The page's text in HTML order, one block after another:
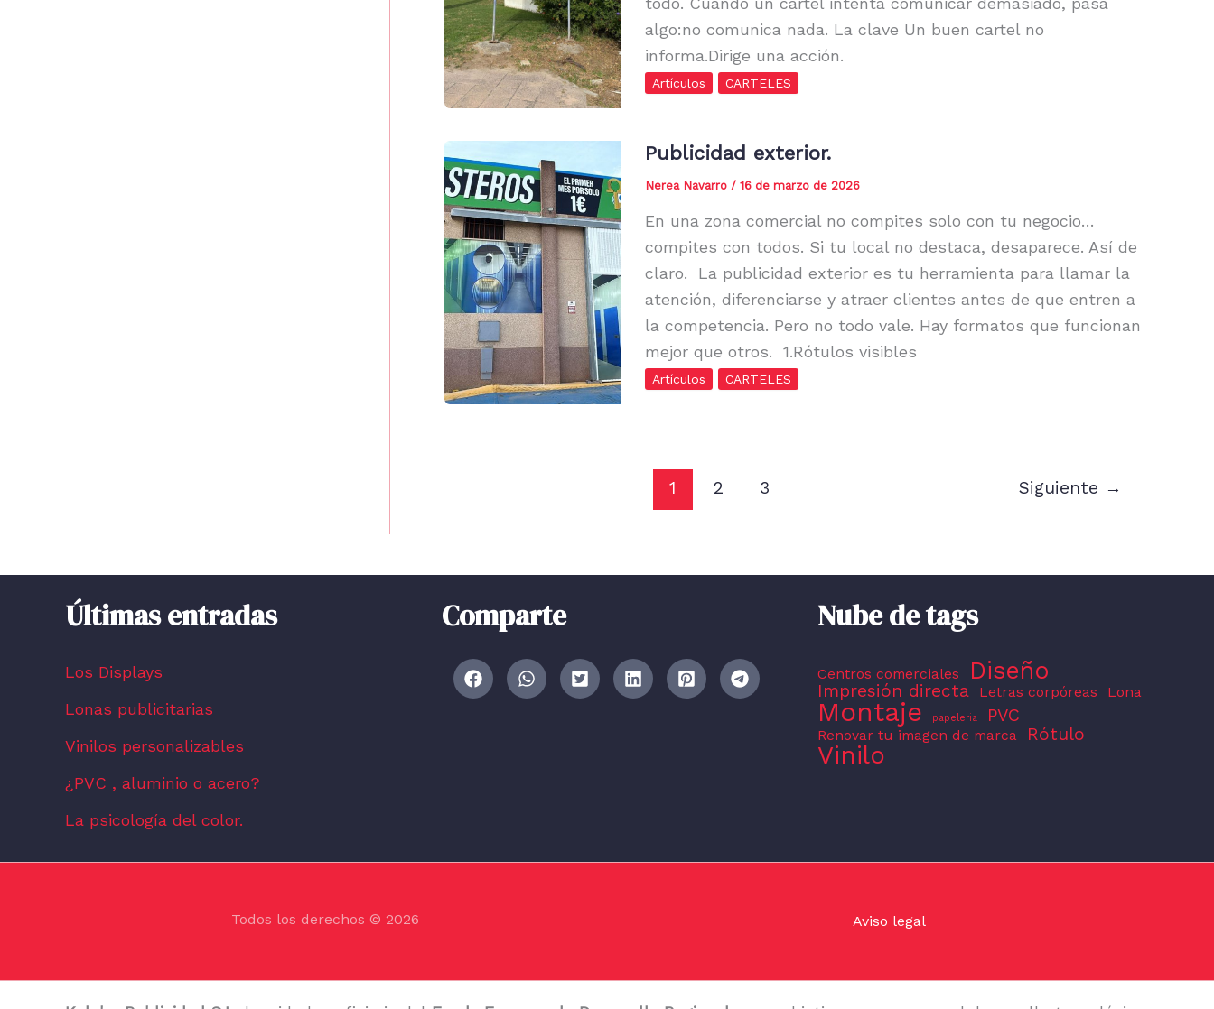
algo:no comunica nada. La clave Un buen cartel no
informa.Dirige una acción.
Artículos CARTELES
Publicidad exterior.
Nerea Navarro / 16 de marzo de 2026
En una zona comercial no compites solo con tu negocio…
compites con todos. Si tu local no destaca, desaparece. Así de
claro. La publicidad exterior es tu herramienta para llamar la
atención, diferenciarse y atraer clientes antes de que entren a
la competencia. Pero no todo vale. Hay formatos que funcionan
mejor que otros. 1.Rótulos visibles
Artículos CARTELES
1 2 3 Siguiente →
Últimas entradas
Los Displays
Lonas publicitarias
Vinilos personalizables
¿PVC , aluminio o acero?
La psicología del color.
Comparte Nube de tags
Centros comerciales Diseño
Impresión directa Letras corpóreas Lona
Montaje papeleria PVC
Renovar tu imagen de marca Rótulo
Vinilo
Todos los derechos © 2026 Aviso legal